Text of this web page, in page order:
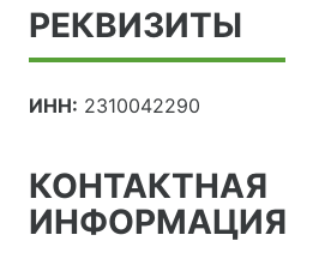
РЕКВИЗИТЫ
ИНН: 2310042290
КОНТАКТНАЯ
ИНФОРМАЦИЯ